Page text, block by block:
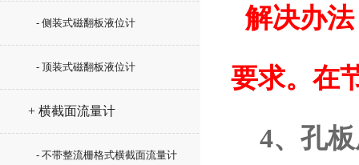
- 侧装式磁翻板液位计
- 顶装式磁翻板液位计
+ 横截面流量计
- 不带整流栅格式横截面流量计
解决办
要求。在
4、孔板